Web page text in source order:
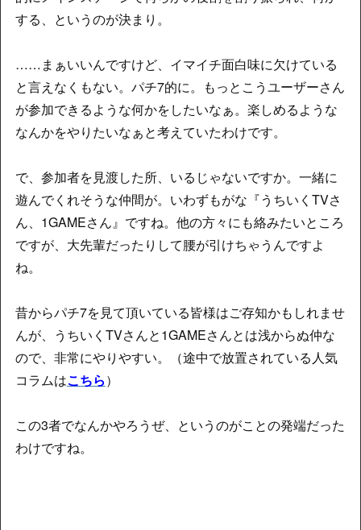
する、というのが決まり。
……まぁいいんですけど、イマイチ面白味に欠けている
と言えなくもない。パチ7的に。もっとこうユーザーさん
が参加できるような何かをしたいなぁ。楽しめるような
なんかをやりたいなぁと考えていたわけです。
で、参加者を見渡した所、いるじゃないですか。一緒に
遊んでくれそうな仲間が。いわずもがな『うちいくTVさ
ん、1GAMEさん』ですね。他の方々にも絡みたいところ
ですが、大先輩だったりして腰が引けちゃうんですよ
ね。
昔からパチ7を見て頂いている皆様はご存知かもしれませ
んが、うちいくTVさんと1GAMEさんとは浅からぬ仲な
ので、非常にやりやすい。（途中で放置されている人気
コラムはこちら）
この3者でなんかやろうぜ、というのがことの発端だった
わけですね。